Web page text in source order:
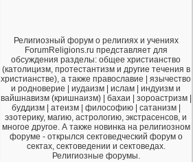
Религиозный форум о религиях и учениях
ForumReligions.ru представляет для
обсуждения разделы: общее христианство
(католицизм, протестантизм и другие течения в
христианстве), а также православие | язычество
и родноверие | иудаизм | ислам | индуизм и
вайшнавизм (кришнаизм) | бахаи | зороастризм |
буддизм | атеизм | философию | сатанизм |
эзотерику, магию, астрологию, экстрасенсов, и
многое другое. А также новинка на религиозном
форуме - открылся сектоведческий форум о
сектах, сектоведении и сектоведах.
Религиозные форумы.